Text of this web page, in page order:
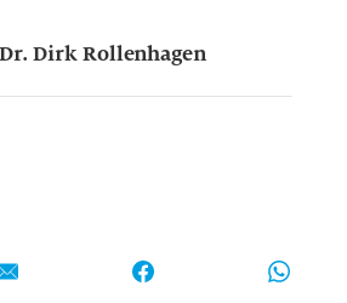
Dirk Rollenhagen